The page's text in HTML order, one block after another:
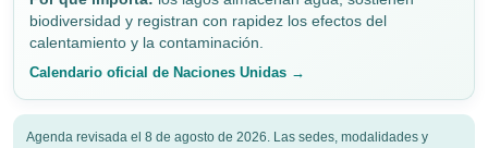
biodiversidad y registran con rapidez los efectos del
calentamiento y la contaminación.
Calendario oficial de Naciones Unidas →
Agenda revisada el 8 de agosto de 2026. Las sedes, modalidades y